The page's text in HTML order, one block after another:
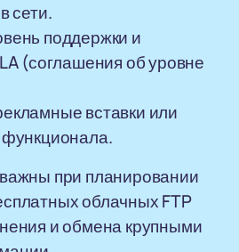
сети.
поддержки и
(соглашения об уровне
вставки или
при планировании
облачных FTP
и обмена крупными